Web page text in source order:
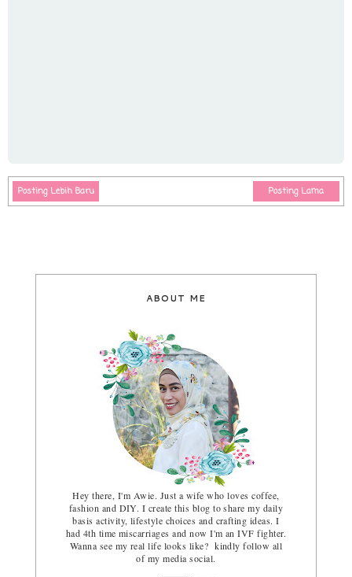
Posting Lebih Baru Posting Lama
ABOUT ME
Hey there, I'm Awie. Just a wife who loves coffee,
fashion and DIY. I create this blog to share my daily
basis activity, lifestyle choices and crafting ideas. I
had 4th time miscarriages and now I'm an IVF fighter.
Wanna see my real life looks like? kindly follow all
of my media social.